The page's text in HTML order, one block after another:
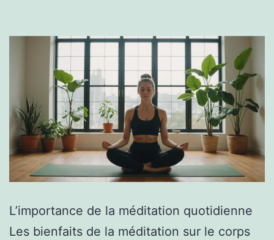
L’importance de la méditation quotidienne
Les bienfaits de la méditation sur le corps